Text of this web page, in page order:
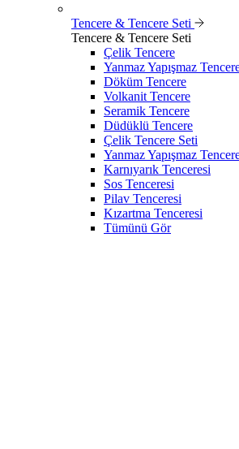
Tencere & Tencere Seti
Tencere & Tencere Seti
Çelik Tencere
Yanmaz Yapışmaz
Döküm Tencere
Volkanit Tencere
Seramik Tencere
Düdüklü Tencere
Çelik Tencere Seti
Yanmaz Yapışmaz
Karnıyarık Tenceresi
Sos Tenceresi
Pilav Tenceresi
Kızartma Tenceresi
Tümünü Gör